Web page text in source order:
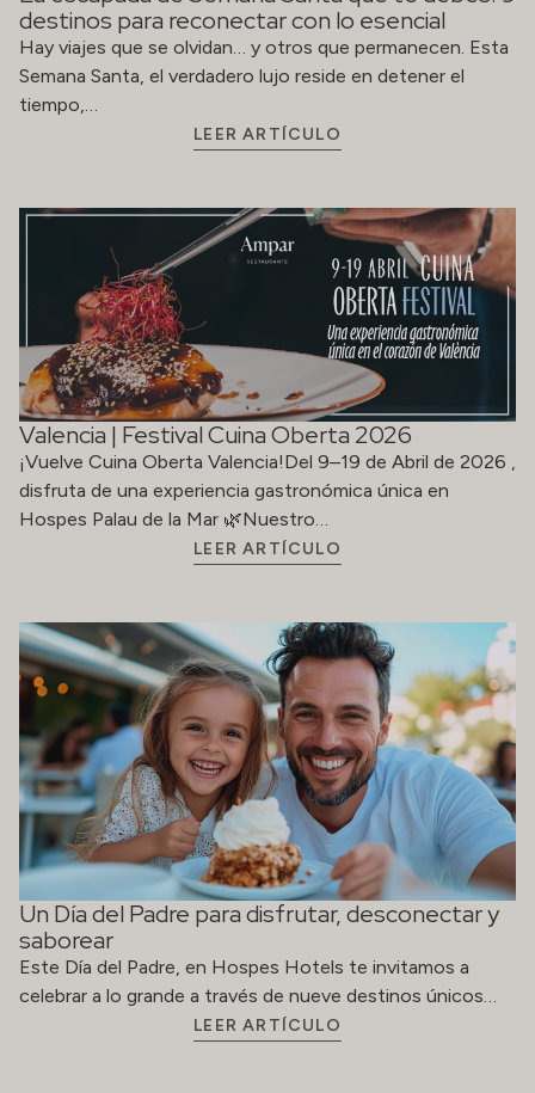
destinos para reconectar con lo esencial
Hay viajes que se olvidan… y otros que permanecen. Esta
Semana Santa, el verdadero lujo reside en detener el
tiempo,…
LEER ARTÍCULO
Valencia | Festival Cuina Oberta 2026
¡Vuelve Cuina Oberta Valencia!Del 9–19 de Abril de 2026 ,
disfruta de una experiencia gastronómica única en
Hospes Palau de la Mar 🌿Nuestro…
LEER ARTÍCULO
Un Día del Padre para disfrutar, desconectar y
saborear
Este Día del Padre, en Hospes Hotels te invitamos a
celebrar a lo grande a través de nueve destinos únicos…
LEER ARTÍCULO